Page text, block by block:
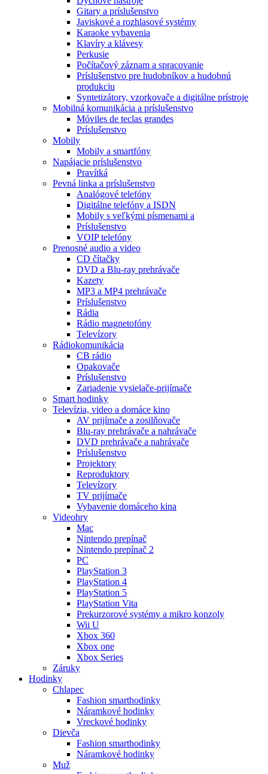
Gitary a príslušenstvo
Javiskové a rozhlasové systémy
Karaoke vybavenia
Klavíry a klávesy
Perkusie
Počítačový záznam a spracovanie
Príslušenstvo pre hudobníkov a hudobnú
produkciu
Syntetizátory, vzorkovače a digitálne prístroje
Mobilná komunikácia a príslušenstvo
Móviles de teclas grandes
Príslušenstvo
Mobily
Mobily a smartfóny
Napájacie príslušenstvo
Pravítká
Pevná linka a príslušenstvo
Analógové telefóny
Digitálne telefóny a ISDN
Mobily s veľkými písmenami a
Príslušenstvo
VOIP telefóny
Prenosné audio a video
CD čítačky
DVD a Blu-ray prehrávače
Kazety
MP3 a MP4 prehrávače
Príslušenstvo
Rádia
Rádio magnetofóny
Televízory
Rádiokomunikácia
CB rádio
Opakovače
Príslušenstvo
Zariadenie vysielače-prijímače
Smart hodinky
Televízia, video a domáce kino
AV prijímače a zosilňovače
Blu-ray prehrávače a nahrávače
DVD prehrávače a nahrávače
Príslušenstvo
Projektory
Reproduktory
Televízory
TV prijímače
Vybavenie domáceho kina
Videohry
Mac
Nintendo prepínač
Nintendo prepínač 2
PC
PlayStation 3
PlayStation 4
PlayStation 5
PlayStation Vita
Prekurzorové systémy a mikro konzoly
Wii U
Xbox 360
Xbox one
Xbox Series
Záruky
Hodinky
Chlapec
Fashion smarthodinky
Náramkové hodinky
Vreckové hodinky
Dievča
Fashion smarthodinky
Náramkové hodinky
Muž